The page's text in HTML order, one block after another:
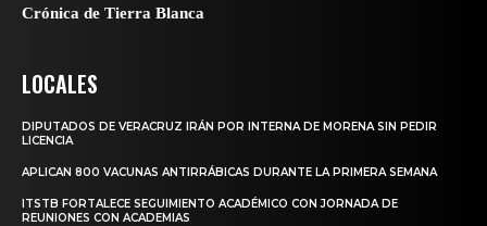
Crónica de Tierra Blanca
LOCALES
DIPUTADOS DE VERACRUZ IRÁN POR INTERNA DE MORENA SIN PEDIR
LICENCIA
APLICAN 800 VACUNAS ANTIRRÁBICAS DURANTE LA PRIMERA SEMANA
ITSTB FORTALECE SEGUIMIENTO ACADÉMICO CON JORNADA DE
REUNIONES CON ACADEMIAS